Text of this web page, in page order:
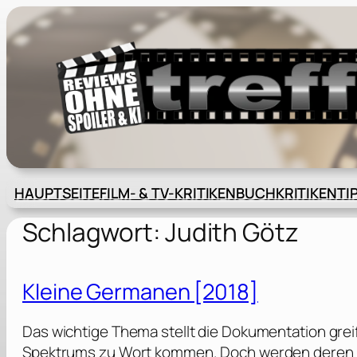
Zum
Inhalt
springen
HAUPTSEITEFILM- & TV-KRITIKENBUCHKRITIKEN
Schlagwort:Judith Götz
Kleine Germanen [2018]
Das wichtige Thema stellt die Dokumentation
Spektrums zu Wort kommen. Doch werden